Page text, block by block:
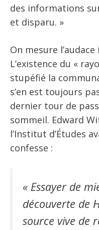
des informations
et disparu. »
On mesure
L’existence du «
stupéfié la
s’en est toujours
dernier tour de
sommeil. Edward
l’Institut d’Études
confesse :
« Essayer de
découverte de
source vive de